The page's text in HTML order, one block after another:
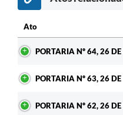
Ato
PORTARIA Nº 64, 26
PORTARIA Nº 63, 26
PORTARIA Nº 62, 26